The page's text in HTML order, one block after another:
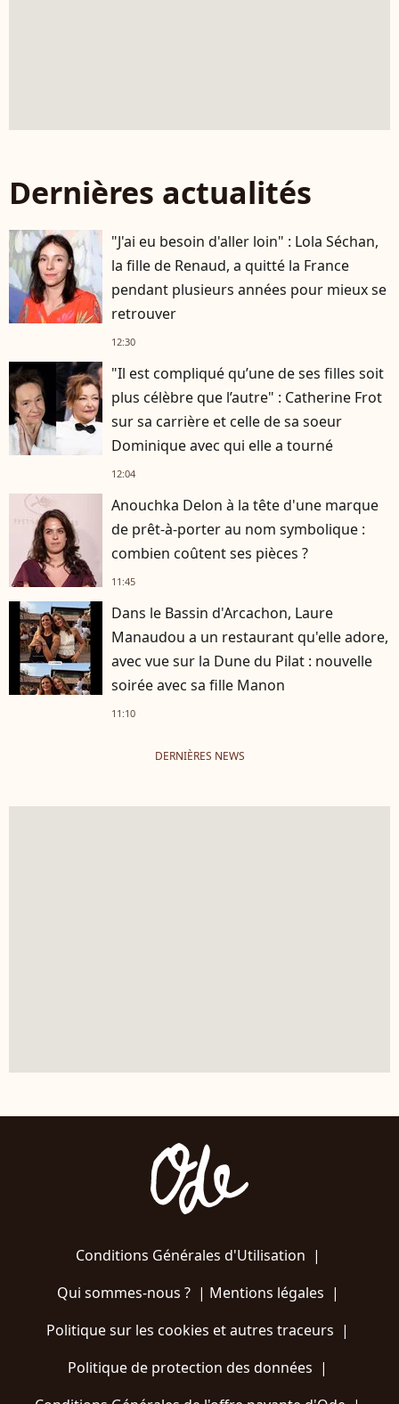
Dernières actualités
"J'ai eu besoin d'aller loin" : Lola Séchan,
la fille de Renaud, a quitté la France
pendant plusieurs années pour mieux se
retrouver
12:30
"Il est compliqué qu’une de ses filles soit
plus célèbre que l’autre" : Catherine Frot
sur sa carrière et celle de sa soeur
Dominique avec qui elle a tourné
12:04
Anouchka Delon à la tête d'une marque
de prêt-à-porter au nom symbolique :
combien coûtent ses pièces ?
11:45
Dans le Bassin d'Arcachon, Laure
Manaudou a un restaurant qu'elle adore,
avec vue sur la Dune du Pilat : nouvelle
soirée avec sa fille Manon
11:10
DERNIÈRES NEWS
Conditions Générales d'Utilisation |
Qui sommes-nous ?| Mentions légales |
Politique sur les cookies et autres traceurs |
Politique de protection des données |